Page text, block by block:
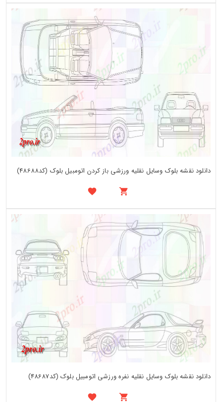
دانلود نقشه بلوک وسایل نقلیه ورزشی باز کردن اتومبیل بلوک (کد48688)
دانلود نقشه بلوک وسایل نقلیه نفره ورزشی اتومبیل بلوک (کد48687)